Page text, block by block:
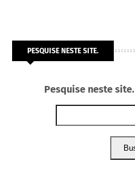
PESQUISE NESTE SITE.
Pesquise neste